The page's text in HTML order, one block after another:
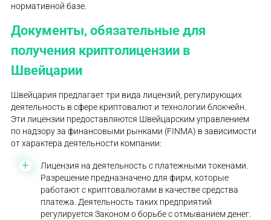
нормативной базе.
Документы, обязательные для
получения криптолицензии в
Швейцарии
Швейцария предлагает три вида лицензий, регулирующих
деятельность в сфере криптовалют и технологии блокчейн.
Эти лицензии предоставляются Швейцарским управлением
по надзору за финансовыми рынками (FINMA) в зависимости
от характера деятельности компании:
Лицензия на деятельность с платежными токенами.
Разрешение предназначено для фирм, которые
работают с криптовалютами в качестве средства
платежа. Деятельность таких предприятий
регулируется Законом о борьбе с отмыванием денег.